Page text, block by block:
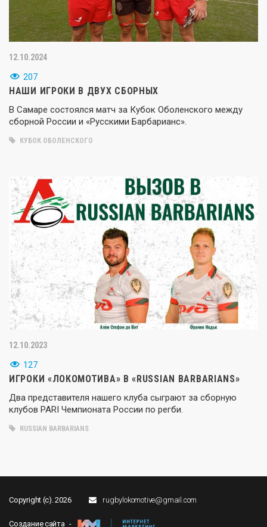
12.10.2024
207
НАШИ ИГРОКИ В ДВУХ СБОРНЫХ
В Самаре состоялся матч за Кубок Оболенского между
сборной России и «Русскими Барбарианс».
КУБОК ОБОЛЕНСКОГО
12.10.2023
127
ИГРОКИ «ЛОКОМОТИВА» В «RUSSIAN BARBARIANS»
Два представителя нашего клуба сыграют за сборную
клубов PARI Чемпионата России по регби.
RUSSIAN BARBARIANS
Copyright (c). 2026 rugbylokomotive@gmail.com
Создание сайта -